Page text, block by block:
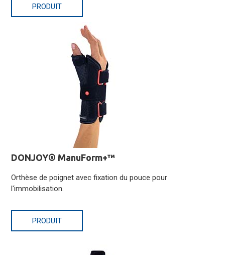
PRODUIT
DONJOY® ManuForm+™
Orthèse de poignet avec fixation du pouce pour
l'immobilisation.
PRODUIT